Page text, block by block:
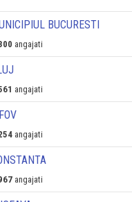
BUCURESTI
angajati
angajati
angajati
angajati